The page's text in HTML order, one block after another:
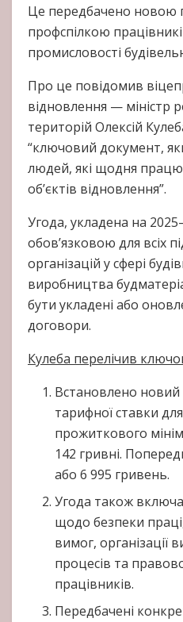
Це передбачено новою
профспілкою
промисловості
Про це повідомив
відновлення — міністр
територій Олексій
“ключовий документ,
людей, які щодня
обʼєктів відновлення”.
Угода, укладена на
обов’язковою для всіх
організацій у сфері
виробництва
бути укладені або
договори.
Кулеба перелічив
Встановлено
тарифної ставки
прожиткового
142 гривні.
або 6 995 гривень.
Угода також
щодо безпеки
вимог, організації
процесів та
працівників.
Передбачені